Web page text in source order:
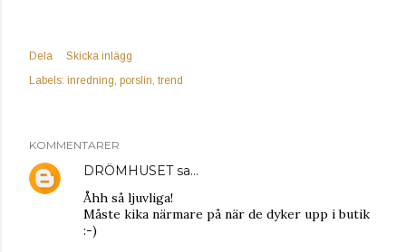
Dela
Skicka inlägg
Labels: inredning porslin trend
KOMMENTARER
DRÖMHUSETsa…
Åhh så ljuvliga!
Måste kika närmare på när de dyker upp i butik
:-)